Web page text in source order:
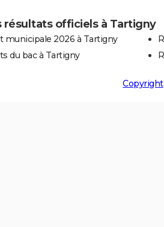
résultats officiels à Tartigny
municipale 2026 à Tartigny
du bac à Tartigny
Copyright